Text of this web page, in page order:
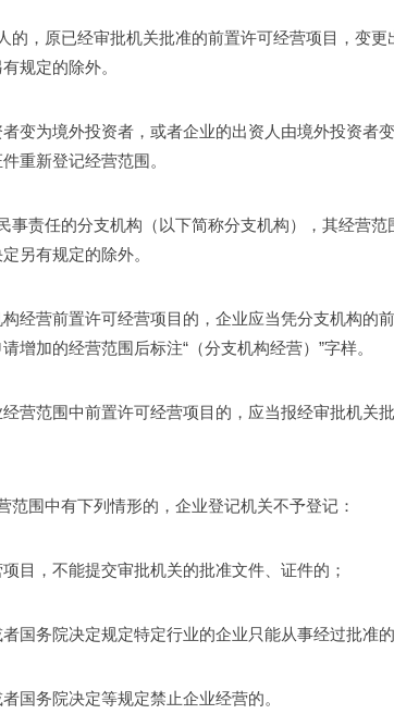
，原已经审批机关批准的前置许可经营项目，变更
规定的除外。
为境外投资者，或者企业的出资人由境外投资者
重新登记经营范围。
责任的分支机构（以下简称分支机构），其经营范
另有规定的除外。
营前置许可经营项目的，企业应当凭分支机构的
增加的经营范围后标注“（分支机构经营）”字样。
范围中前置许可经营项目的，应当报经审批机关
围中有下列情形的，企业登记机关不予登记：
，不能提交审批机关的批准文件、证件的；
务院决定规定特定行业的企业只能从事经过批准的
务院决定等规定禁止企业经营的。